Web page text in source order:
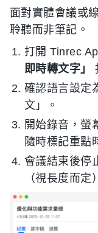
面對實體會議或
聆聽而非筆記。
打開 Tinrec
即時轉文字」
確認語言設定
文」。
開始錄音，螢
隨時標記重點
會議結束後停
（視長度而